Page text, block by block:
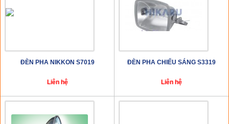
ĐÈN PHA NIKKON S7019
Liên hệ
ĐÈN PHA CHIẾU SÁNG S3319
Liên hệ